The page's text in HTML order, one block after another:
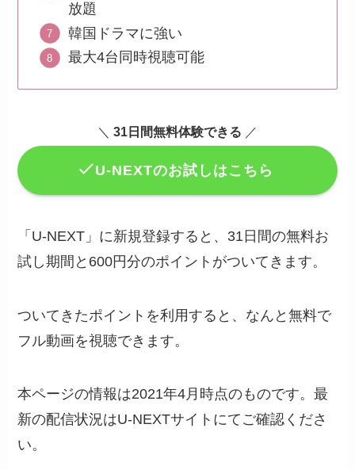
放題
韓国ドラマに強い
最大4台同時視聴可能
＼ 31日間無料体験できる ／
U-NEXTのお試しはこちら
「U-NEXT」に新規登録すると、31日間の無料お
試し期間と600円分のポイントがついてきます。
ついてきたポイントを利用すると、なんと無料で
フル動画を視聴できます。
本ページの情報は2021年4月時点のものです。最
新の配信状況はU-NEXTサイトにてご確認くださ
い。